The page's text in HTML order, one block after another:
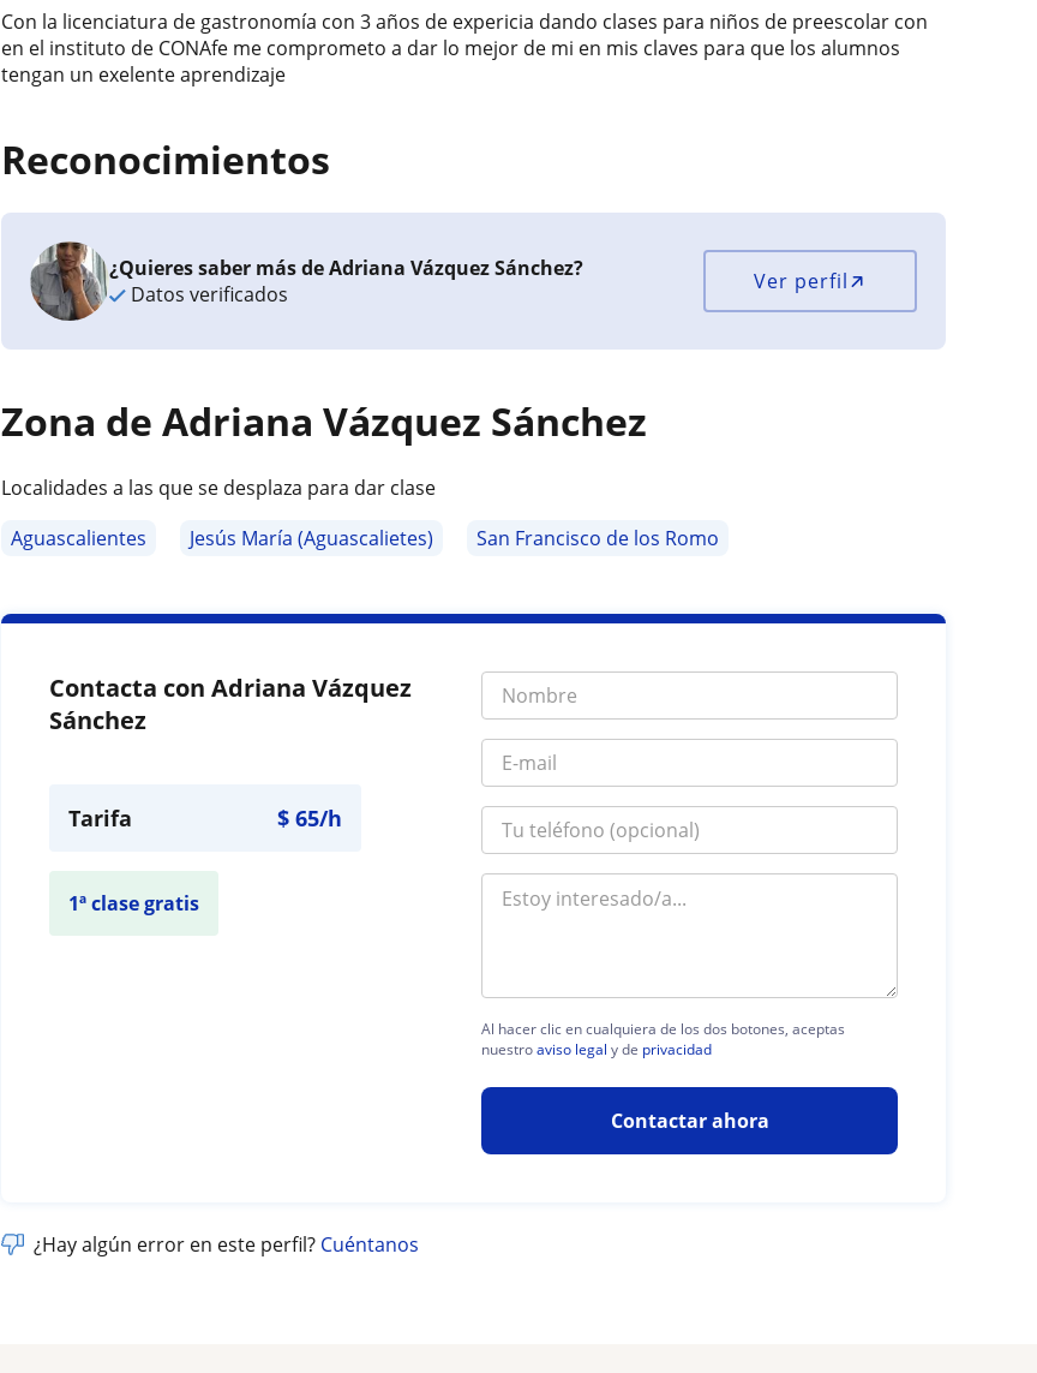
Con la licenciatura de gastronomía con 3 años de expericia dando clases para niños de preescolar con
en el instituto de CONAfe me comprometo a dar lo mejor de mi en mis claves para que los alumnos
tengan un exelente aprendizaje
Reconocimientos
¿Quieres saber más de Adriana Vázquez Sánchez?
Datos verificados
Ver perfil
Zona de Adriana Vázquez Sánchez
Localidades a las que se desplaza para dar clase
Aguascalientes
Jesús María (Aguascalietes) San Francisco de los Romo
Contacta con Adriana Vázquez
Sánchez
Tarifa $65/h
1ª clase gratis
Al hacer clic en cualquiera de los dos botones, aceptas
nuestroaviso legal y de privacidad
Contactar ahora
¿Hay algún error en este perfil? Cuéntanos